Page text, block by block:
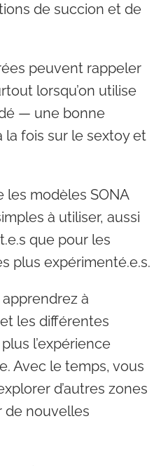
de succion et de
peuvent rappeler
lorsqu’on utilise
— une bonne
fois sur le sextoy et
les modèles SONA
à utiliser, aussi
que pour les
plus expérimenté.e.s.
à
les différentes
l’expérience
Avec le temps, vous
d’autres zones
de nouvelles